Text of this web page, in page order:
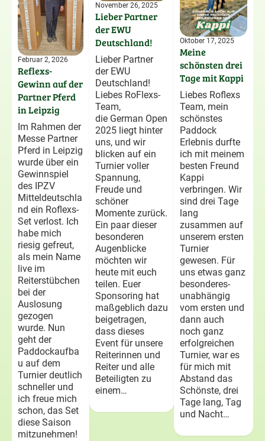
Februar 2, 2026
Reflexs-
Gewinn auf der
Partner Pferd
in Leipzig
Im Rahmen der
Messe Partner
Pferd in Leipzig
wurde über ein
Gewinnspiel
des IPZV
Mitteldeutschla
nd ein Roflexs-
Set verlost. Ich
habe mich
riesig gefreut,
als mein Name
live im
Reiterstübchen
bei der
Auslosung
gezogen
wurde. Nun
geht der
Paddockaufba
u auf dem
Turnier deutlich
schneller und
ich freue mich
schon, das Set
diese Saison
mitzunehmen!
November 26, 2025
Lieber Partner
der EWU
Deutschland!
Lieber Partner
der EWU
Deutschland!
Liebes RoFlexs-
Team,
die German Open
2025 liegt hinter
uns, und wir
blicken auf ein
Turnier voller
Spannung,
Freude und
schöner
Momente zurück.
Ein paar dieser
besonderen
Augenblicke
möchten wir
heute mit euch
teilen. Euer
Sponsoring hat
maßgeblich dazu
beigetragen,
dass dieses
Event für unsere
Reiterinnen und
Reiter und alle
Beteiligten zu
einem…
Oktober 17, 2025
Meine
schönsten drei
Tage mit Kappi
Liebes Roflexs
Team, mein
schönstes
Paddock
Erlebnis durfte
ich mit meinem
besten Freund
Kappi
verbringen. Wir
sind drei Tage
lang
zusammen auf
unserem ersten
Turnier
gewesen. Für
uns etwas ganz
besonderes-
unabhängig
vom ersten und
dann auch
noch ganz
erfolgreichen
Turnier, war es
für mich mit
Abstand das
Schönste, drei
Tage lang, Tag
und Nacht…